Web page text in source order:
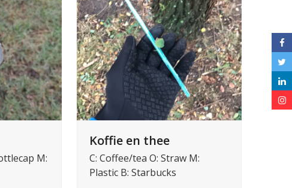
M:
Koffie en thee
C: Coffee/tea O: Straw M:
Plastic B: Starbucks